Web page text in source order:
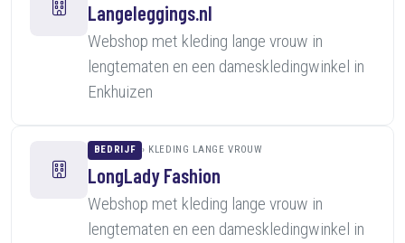
Langeleggings.nl
Webshop met kleding lange vrouw in
lengtematen en een dameskledingwinkel in
Enkhuizen
BEDRIJF KLEDING LANGE VROUW
LongLady Fashion
Webshop met kleding lange vrouw in
lengtematen en een dameskledingwinkel in